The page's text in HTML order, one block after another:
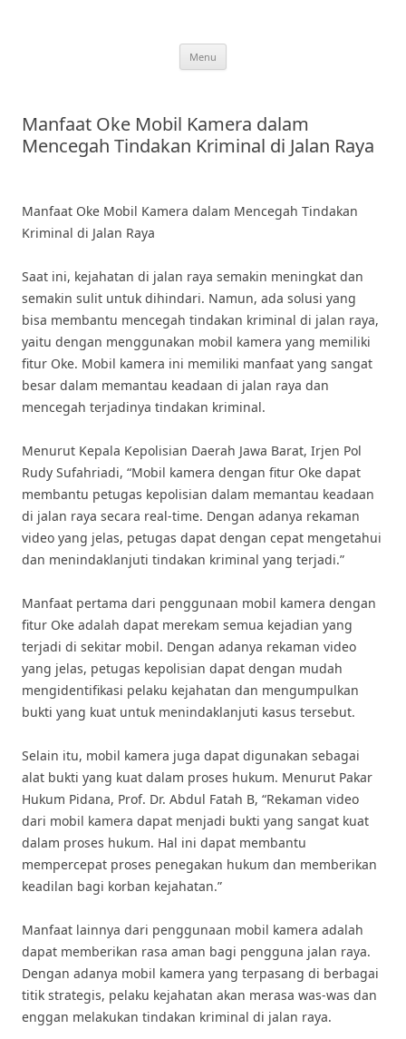
Menu
Manfaat Oke Mobil Kamera dalam
Mencegah Tindakan Kriminal di Jalan Raya
Manfaat Oke Mobil Kamera dalam Mencegah Tindakan
Kriminal di Jalan Raya
Saat ini, kejahatan di jalan raya semakin meningkat dan
semakin sulit untuk dihindari. Namun, ada solusi yang
bisa membantu mencegah tindakan kriminal di jalan raya,
yaitu dengan menggunakan mobil kamera yang memiliki
fitur Oke. Mobil kamera ini memiliki manfaat yang sangat
besar dalam memantau keadaan di jalan raya dan
mencegah terjadinya tindakan kriminal.
Menurut Kepala Kepolisian Daerah Jawa Barat, Irjen Pol
Rudy Sufahriadi, “Mobil kamera dengan fitur Oke dapat
membantu petugas kepolisian dalam memantau keadaan
di jalan raya secara real-time. Dengan adanya rekaman
video yang jelas, petugas dapat dengan cepat mengetahui
dan menindaklanjuti tindakan kriminal yang terjadi.”
Manfaat pertama dari penggunaan mobil kamera dengan
fitur Oke adalah dapat merekam semua kejadian yang
terjadi di sekitar mobil. Dengan adanya rekaman video
yang jelas, petugas kepolisian dapat dengan mudah
mengidentifikasi pelaku kejahatan dan mengumpulkan
bukti yang kuat untuk menindaklanjuti kasus tersebut.
Selain itu, mobil kamera juga dapat digunakan sebagai
alat bukti yang kuat dalam proses hukum. Menurut Pakar
Hukum Pidana, Prof. Dr. Abdul Fatah B, “Rekaman video
dari mobil kamera dapat menjadi bukti yang sangat kuat
dalam proses hukum. Hal ini dapat membantu
mempercepat proses penegakan hukum dan memberikan
keadilan bagi korban kejahatan.”
Manfaat lainnya dari penggunaan mobil kamera adalah
dapat memberikan rasa aman bagi pengguna jalan raya.
Dengan adanya mobil kamera yang terpasang di berbagai
titik strategis, pelaku kejahatan akan merasa was-was dan
enggan melakukan tindakan kriminal di jalan raya.